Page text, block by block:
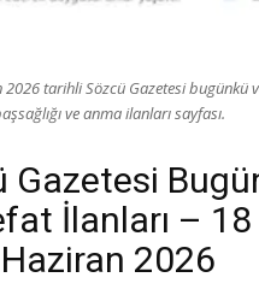
2026 tarihli Sözcü Gazetesi bugünkü
ve anma ilanları sayfası.
Gazetesi
İlanları – 18
Haziran 2026